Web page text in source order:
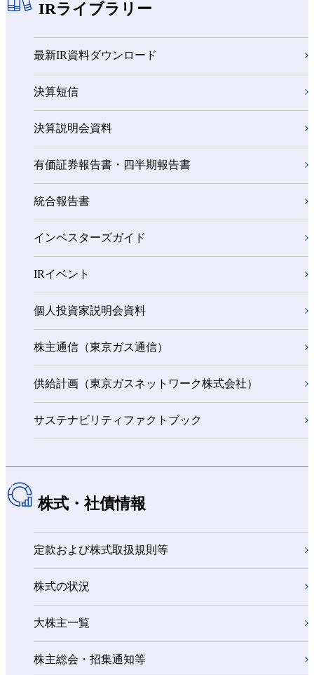
IRライブラリー
最新IR資料ダウンロード
決算短信
決算説明会資料
有価証券報告書・四半期報告書
統合報告書
インベスターズガイド
IRイベント
個人投資家説明会資料
株主通信（東京ガス通信）
供給計画（東京ガスネットワーク株式会社）
サステナビリティファクトブック
株式・社債情報
定款および株式取扱規則等
株式の状況
大株主一覧
株主総会・招集通知等